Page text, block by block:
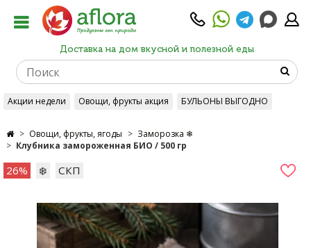
Доставка на дом вкусной и полезной еды
Акции недели Овощи, фрукты акция БУЛЬОНЫ ВЫГОДНО
Овощи, фрукты, ягоды
Заморозка ❄
Клубника замороженная БИО / 500 гр
26% ❄️ СКП